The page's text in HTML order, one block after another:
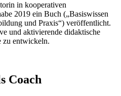
in kooperativen
2019 ein Buch („Basiswissen
und Praxis“) veröffentlicht.
und aktivierende didaktische
zu entwickeln.
Coach